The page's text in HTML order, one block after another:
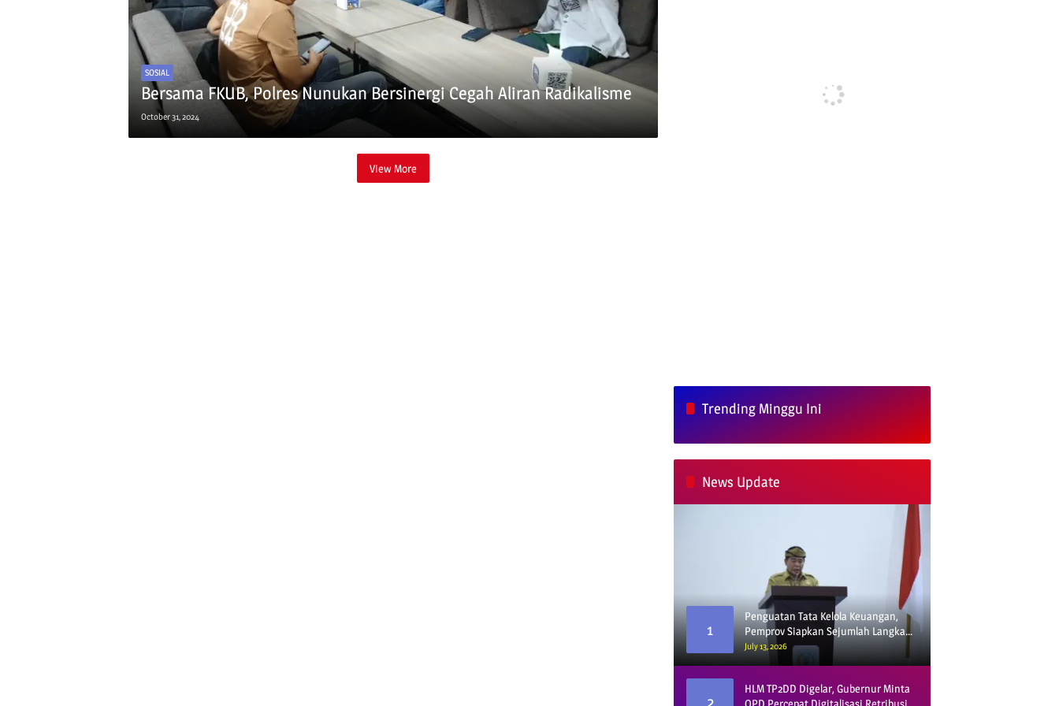
SOSIAL
Bersama FKUB, Polres Nunukan Bersinergi Cegah Aliran Radikalisme
October 31, 2024
View More
Trending Minggu Ini
News Update
1
Penguatan Tata Kelola Keuangan,
Pemprov Siapkan Sejumlah Langkah
Strategis
July 13, 2026
2
HLM TP2DD Digelar, Gubernur Minta
OPD Percepat Digitalisasi Retribusi